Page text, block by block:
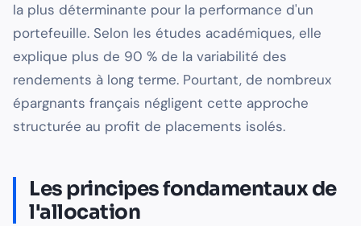
la plus déterminante pour la performance d'un
portefeuille. Selon les études académiques, elle
explique plus de 90 % de la variabilité des
rendements à long terme. Pourtant, de nombreux
épargnants français négligent cette approche
structurée au profit de placements isolés.
Les principes fondamentaux de
l'allocation